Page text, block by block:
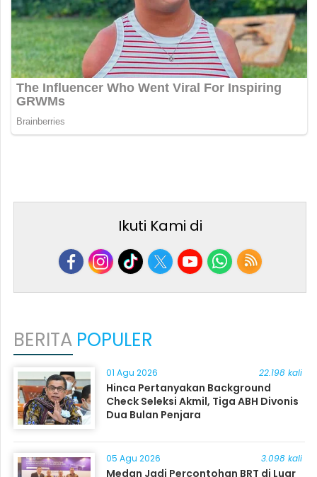
Ikuti Kami di
BERITA POPULER
01 Agu 2026 22.198 kali
Hinca Pertanyakan Background
Check Seleksi Akmil, Tiga ABH Divonis
Dua Bulan Penjara
05 Agu 2026 3.098 kali
Medan Jadi Percontohan BRT di Luar